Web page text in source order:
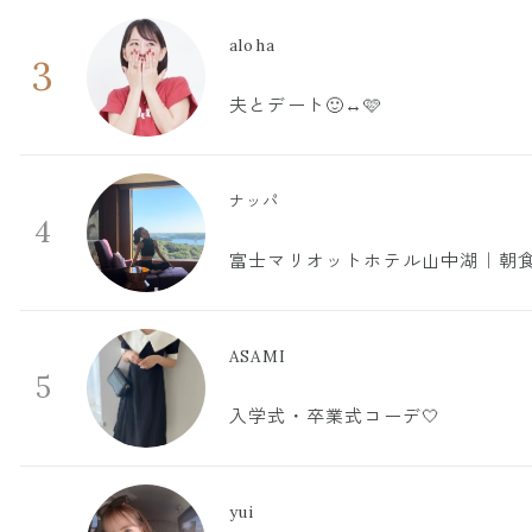
3
aloha
夫とデート🙂‍↔️🩷
4
ナッパ
富士マリオットホテル山中湖｜朝
5
ASAMI
入学式・卒業式コーデ🤍
yui